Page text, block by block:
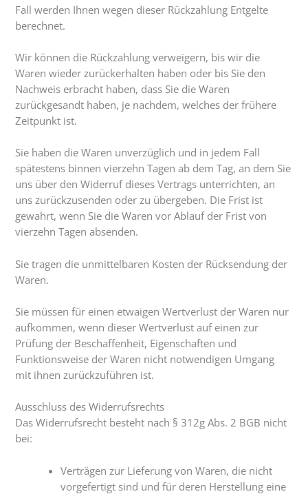
Fall werden Ihnen wegen dieser Rückzahlung Entgelte
berechnet.
Wir können die Rückzahlung verweigern, bis wir die
Waren wieder zurückerhalten haben oder bis Sie den
Nachweis erbracht haben, dass Sie die Waren
zurückgesandt haben, je nachdem, welches der frühere
Zeitpunkt ist.
Sie haben die Waren unverzüglich und in jedem Fall
spätestens binnen vierzehn Tagen ab dem Tag, an dem Sie
uns über den Widerruf dieses Vertrags unterrichten, an
uns zurückzusenden oder zu übergeben. Die Frist ist
gewahrt, wenn Sie die Waren vor Ablauf der Frist von
vierzehn Tagen absenden.
Sie tragen die unmittelbaren Kosten der Rücksendung der
Waren.
Sie müssen für einen etwaigen Wertverlust der Waren nur
aufkommen, wenn dieser Wertverlust auf einen zur
Prüfung der Beschaffenheit, Eigenschaften und
Funktionsweise der Waren nicht notwendigen Umgang
mit ihnen zurückzuführen ist.
Ausschluss des Widerrufsrechts
Das Widerrufsrecht besteht nach § 312g Abs. 2 BGB nicht
bei:
Verträgen zur Lieferung von Waren, die nicht
vorgefertigt sind und für deren Herstellung eine